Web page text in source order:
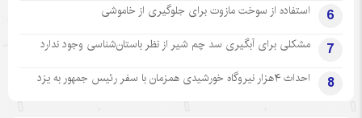
6 استفاده از سوخت مازوت برای جلوگیری از خاموشی
7 مشکلی برای آبگیری سد چم شیر از نظر باستان‌شناسی وجود ندارد
8 احداث ۴هزار نیروگاه خورشیدی همزمان با سفر رئیس جمهور به یزد